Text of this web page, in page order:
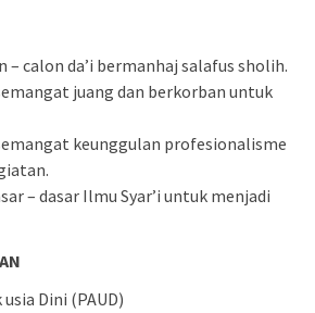
– calon da’i bermanhaj salafus sholih.
juang dan berkorban untuk
keunggulan profesionalisme
– dasar Ilmu Syar’i untuk menjadi
Dini (PAUD)